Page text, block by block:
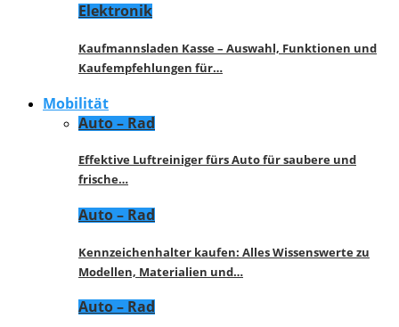
Elektronik
Kaufmannsladen Kasse – Auswahl, Funktionen und
Kaufempfehlungen für…
Mobilität
Auto – Rad
Effektive Luftreiniger fürs Auto für saubere und
frische…
Auto – Rad
Kennzeichenhalter kaufen: Alles Wissenswerte zu
Modellen, Materialien und…
Auto – Rad